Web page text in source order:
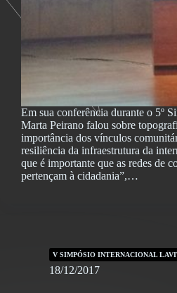
Em sua conferência durante o 5º
Marta Peirano falou sobre
importância dos vínculos
resiliência da infraestrutura da
que é importante que as redes de
pertençam à cidadania”,…
V SIMPÓSIO INTERNACIONAL
18/12/2017